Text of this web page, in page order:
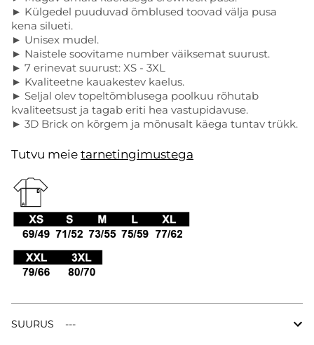
► Külgedel puuduvad õmblused toovad välja pusa
kena silueti.
► Unisex mudel.
► Naistele soovitame number väiksemat suurust.
► 7 erinevat suurust: XS - 3XL
► Kvaliteetne kauakestev kaelus.
► Seljal olev topeltõmblusega poolkuu rõhutab
kvaliteetsust ja tagab eriti hea vastupidavuse.
► 3D Brick on kõrgem ja mõnusalt käega tuntav trükk.
Tutvu meie tarnetingimustega
SUURUS